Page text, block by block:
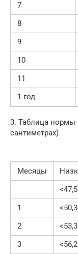
7
8
9
10
11
1 год
3. Таблица нормы
сантиметрах)
Месяцы
<47,5
1
<50,3
2
<53,3
3
<56,2